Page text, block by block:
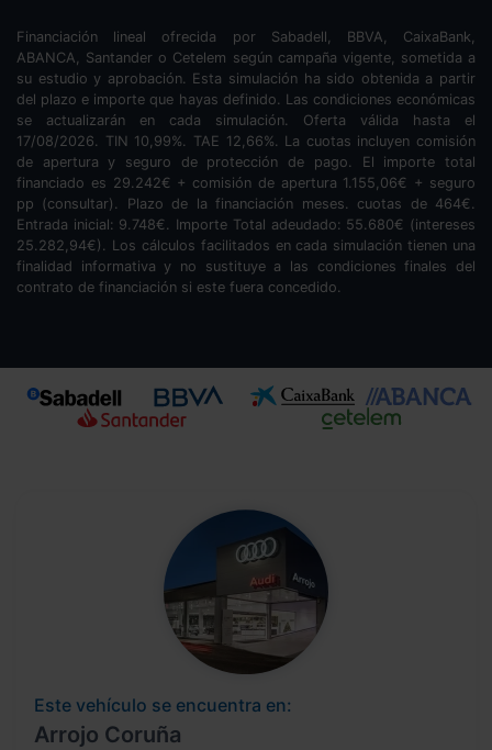
Financiación lineal ofrecida por Sabadell, BBVA, CaixaBank,
ABANCA, Santander o Cetelem según campaña vigente, sometida a
su estudio y aprobación. Esta simulación ha sido obtenida a partir
del plazo e importe que hayas definido. Las condiciones económicas
se actualizarán en cada simulación. Oferta válida hasta el
17/08/2026. TIN 10,99%. TAE 12,66%. La cuotas incluyen comisión
de apertura y seguro de protección de pago. El importe total
financiado es 29.242€ + comisión de apertura 1.155,06€ + seguro
pp (consultar). Plazo de la financiación meses. cuotas de 464€.
Entrada inicial: 9.748€. Importe Total adeudado: 55.680€ (intereses
25.282,94€). Los cálculos facilitados en cada simulación tienen una
finalidad informativa y no sustituye a las condiciones finales del
contrato de financiación si este fuera concedido.
Este vehículo se encuentra en:
Arrojo Coruña